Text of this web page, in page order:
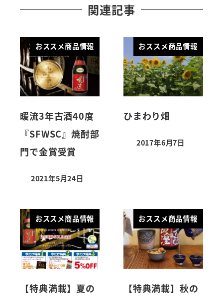
関連記事
おススメ商品情報
暖流3年古酒40度
『SFWSC』焼酎部
門で金賞受賞
2021年5月24日
おススメ商品情報
ひまわり畑
2017年6月7日
おススメ商品情報
【特典満載】夏の
おススメ商品情報
【特典満載】秋の